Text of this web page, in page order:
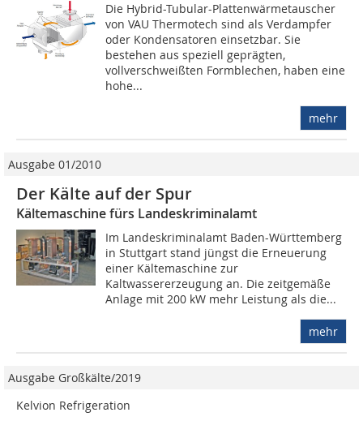
Die Hybrid-Tubular-Plattenwärmetauscher
von VAU Thermotech sind als Verdampfer
oder Kondensatoren einsetzbar. Sie
bestehen aus speziell geprägten,
vollverschweißten Formblechen, haben eine
hohe...
mehr
Ausgabe 01/2010
Der Kälte auf der Spur
Kältemaschine fürs Landeskriminalamt
Im Landeskriminalamt Baden-Württemberg
in Stuttgart stand jüngst die Erneuerung
einer Kältemaschine zur
Kaltwassererzeugung an. Die zeitgemäße
Anlage mit 200 kW mehr Leistung als die...
mehr
Ausgabe Großkälte/2019
Kelvion Refrigeration